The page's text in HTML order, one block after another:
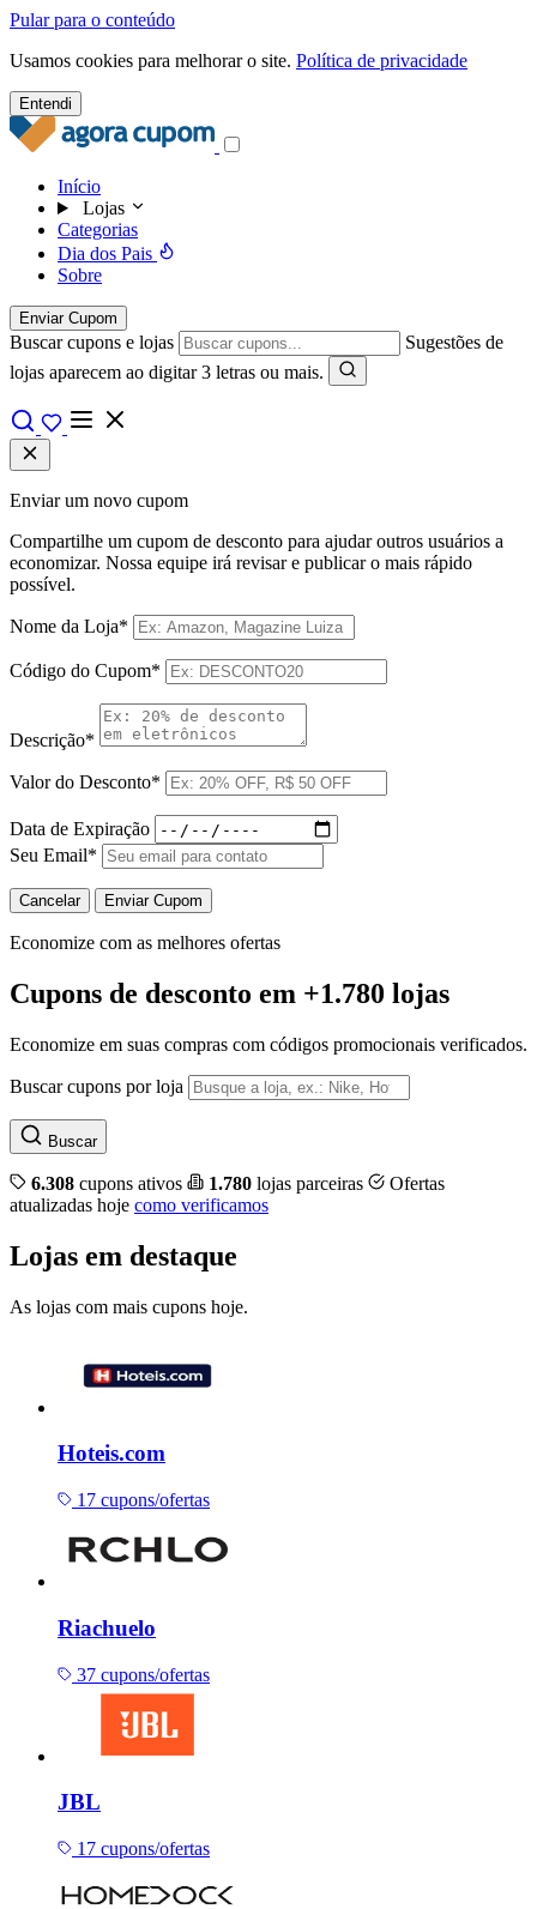
Pular para o conteúdo
Usamos cookies para melhorar o site. Política de privacidade
Entendi
Início
Lojas
Categorias
Dia dos Pais
Sobre
Enviar Cupom
Buscar cupons e lojas
Sugestões de
lojas aparecem ao digitar 3 letras ou mais.
Enviar um novo cupom
Compartilhe um cupom de desconto para ajudar outros usuários a
economizar. Nossa equipe irá revisar e publicar o mais rápido
possível.
Nome da Loja*
Código do Cupom*
Descrição*
Valor do Desconto*
Data de Expiração
Seu Email*
Cancelar Enviar Cupom
Economize com as melhores ofertas
Cupons de desconto em +1.780 lojas
Economize em suas compras com códigos promocionais verificados.
Buscar cupons por loja
Buscar
6.308 cupons ativos 1.780 lojas parceiras
Ofertas
atualizadas hoje como verificamos
Lojas em destaque
As lojas com mais cupons hoje.
Hoteis.com
17 cupons/ofertas
Riachuelo
37 cupons/ofertas
JBL
17 cupons/ofertas